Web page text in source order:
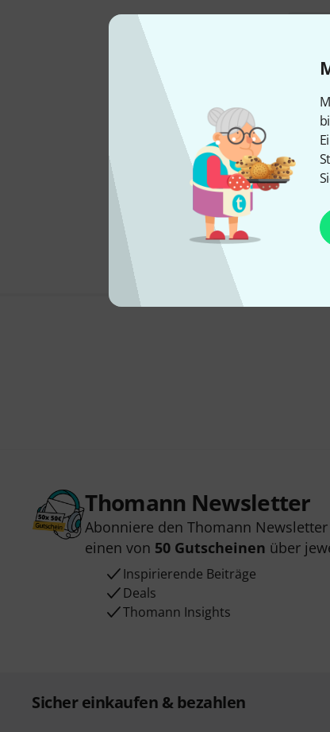
Thomann Newsletter
Abonniere den Thomann
einen von 50 Gutscheinen über
Inspirierende Beiträge
Deals
Thomann Insights
Sicher einkaufen & bezahlen